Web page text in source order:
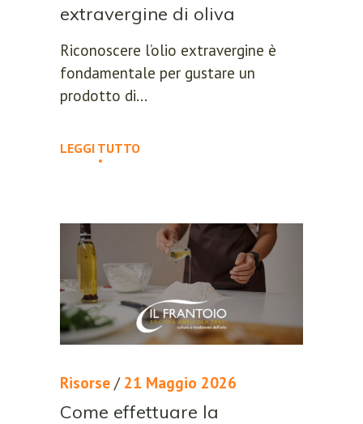
extravergine di oliva
Riconoscere l’olio extravergine è
fondamentale per gustare un
prodotto di...
LEGGI TUTTO
Risorse / 21 Maggio 2026
Come effettuare la